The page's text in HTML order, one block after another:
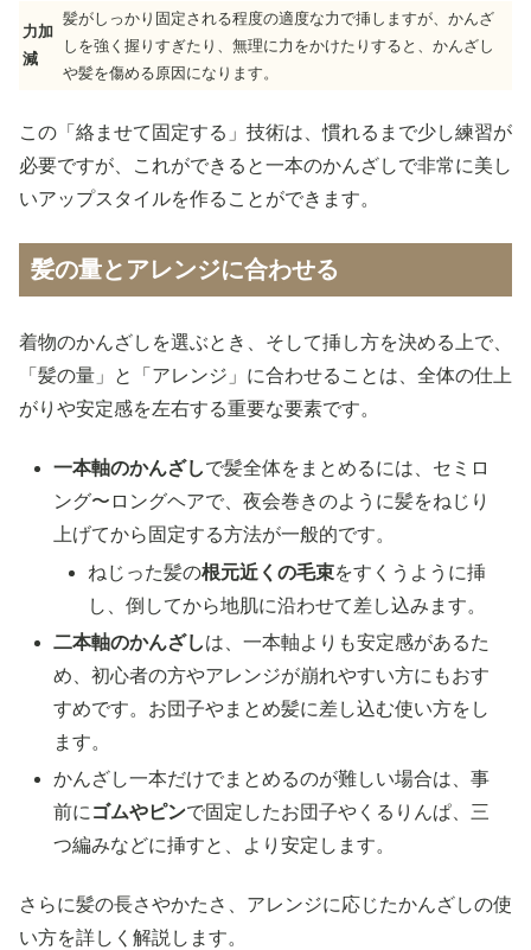
力加
減
髪がしっかり固定される程度の適度な力で挿しますが、かんざ
しを強く握りすぎたり、無理に力をかけたりすると、かんざし
や髪を傷める原因になります。
この「絡ませて固定する」技術は、慣れるまで少し練習が
必要ですが、これができると一本のかんざしで非常に美し
いアップスタイルを作ることができます。
髪の量とアレンジに合わせる
着物のかんざしを選ぶとき、そして挿し方を決める上で、
「髪の量」と「アレンジ」に合わせることは、全体の仕上
がりや安定感を左右する重要な要素です。
一本軸のかんざしで髪全体をまとめるには、セミロ
ング〜ロングヘアで、夜会巻きのように髪をねじり
上げてから固定する方法が一般的です。
ねじった髪の根元近くの毛束をすくうように挿
し、倒してから地肌に沿わせて差し込みます。
二本軸のかんざしは、一本軸よりも安定感があるた
め、初心者の方やアレンジが崩れやすい方にもおす
すめです。お団子やまとめ髪に差し込む使い方をし
ます。
かんざし一本だけでまとめるのが難しい場合は、事
前に ゴムやピンで固定したお団子やくるりんぱ、三
つ編みなどに挿すと、より安定します。
さらに髪の長さやかたさ、アレンジに応じたかんざしの使
い方を詳しく解説します。